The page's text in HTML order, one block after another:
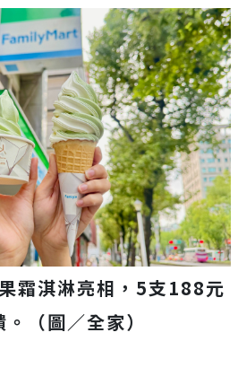
淇淋亮相，5支188元
（圖／全家）